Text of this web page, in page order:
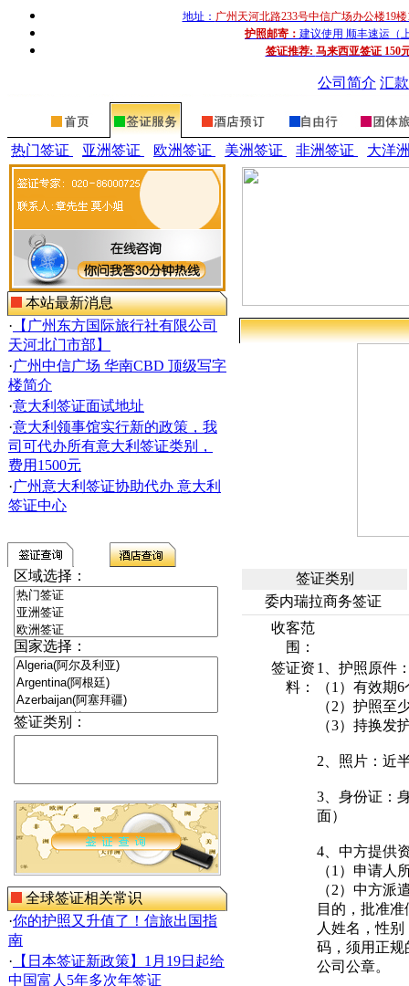
地址： 广州天河北路233号中信广场办公楼19
护照邮寄： 建议使用 顺丰速运（
签证推荐: 马来西亚签证 150
公司简介 汇
热门签证 亚洲签证 欧洲签证 美洲签证 非洲签证 大洋
本站最新消息
· 【广州东方国际旅行社有限公司
天河北门市部】
·广州中信广场 华南CBD 顶级写字
楼简介
·意大利签证面试地址
·意大利领事馆实行新的政策，我
司可代办所有意大利签证类别，
费用1500元
·广州意大利签证协助代办 意大利
签证中心
区域选择：
国家选择：
签证类别：
全球签证相关常识
·你的护照又升值了！信旅出国指
南
· 【日本签证新政策】1月19日起给
中国富人5年多次年签证
签证类别
委内瑞拉商务签证
收客范
围：
签证资
料：
1、护照原件
（1）有效期
（2）护照至
（3）持换发
2、照片：近
3、身份证：
面）
4、中方提供
（1）申请人
（2）中方派
目的，批准
人姓名，性
码，须用正规
公司公章。